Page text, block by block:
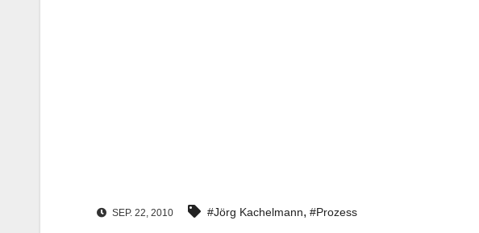
SEP. 22, 2010 #Jörg Kachelmann, #Prozess